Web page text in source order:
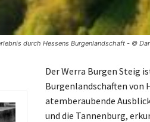
durch Hessens Burgenlandschaft - ©
Der Werra Burgen Steig
Burgenlandschaften von
atemberaubende
und die Tannenburg,